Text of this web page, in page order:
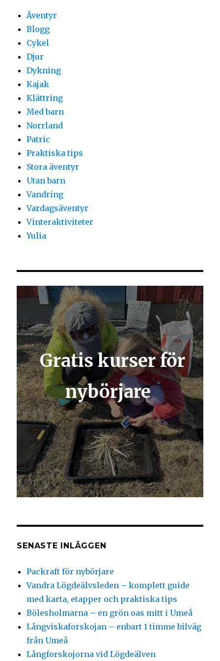
Äventyr
Blogg
Cykel
Djur
Dykning
Kajak
Klättring
Med barn
Norrland
Patric
Praktiska tips
Stora äventyr
Utan barn
Vandring
Vardagsäventyr
Vinteraktiviteter
Yulia
Gratis kurser för
nybörjare
SENASTE INLÄGGEN
Packraft för nybörjare
Vandra Lögdeälvsleden – komplett guide
med karta, etapper och praktiska tips
Bölesholmarna – en grön oas mitt i Umeå
Långviskaforskojan – enbart 1 timme bilväg
från Umeå
Långforskojorna vid Lögdeälven